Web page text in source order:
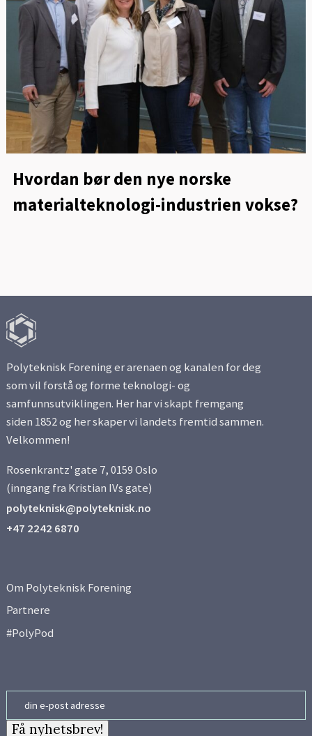
Hvordan bør den nye norske
materialteknologi-industrien vokse?
Polyteknisk Forening er arenaen og kanalen for deg
som vil forstå og forme teknologi- og
samfunnsutviklingen. Her har vi skapt fremgang
siden 1852 og her skaper vi landets fremtid sammen.
Velkommen!
Rosenkrantz' gate 7, 0159 Oslo
(inngang fra Kristian IVs gate)
polyteknisk@polyteknisk.no
+47 2242 6870
Om Polyteknisk Forening
Partnere
#PolyPod
Få nyhetsbrev!